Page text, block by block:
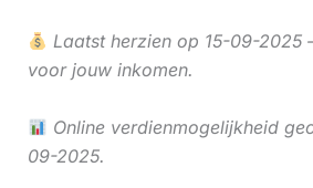
Laatst herzien op 15-09-2025
voor jouw inkomen.
Online verdienmogelijkheid
09-2025.